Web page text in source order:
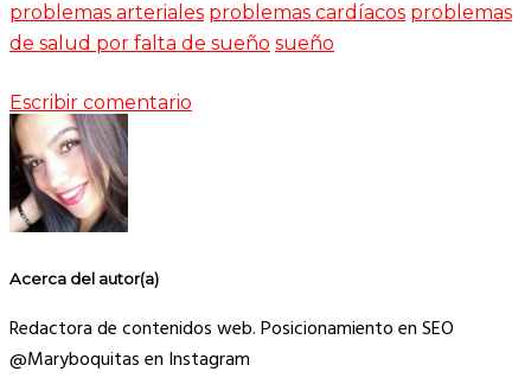
problemas arteriales problemas cardíacos problemas
de salud por falta de sueño sueño
Escribir comentario
Acerca del autor(a)
Redactora de contenidos web. Posicionamiento en SEO
@Maryboquitas en Instagram